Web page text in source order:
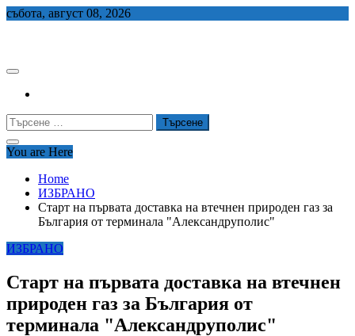
Skip
събота, август 08, 2026
Търсене
за:
You are Here
Home
ИЗБРАНО
Старт на първата доставка на втечнен природен газ за
България от терминала "Александруполис"
ИЗБРАНО
Старт на първата доставка на втечнен
природен газ за България от
терминала "Александруполис"